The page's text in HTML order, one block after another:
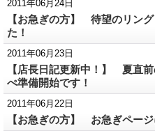
2011年06月24日
【お急ぎの方】 待望のリン
た！
2011年06月23日
【店長日記更新中！】 夏直
ぺ準備開始です！
2011年06月22日
【お急ぎの方】 お急ぎペー